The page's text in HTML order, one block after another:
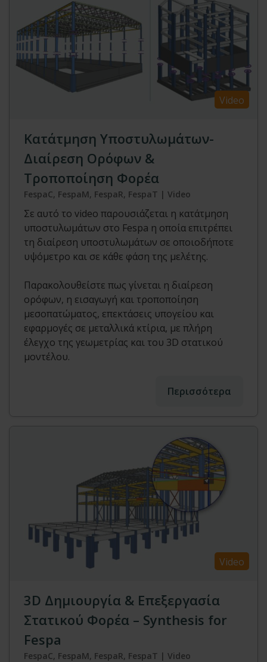
Video
Κατάτμηση Υποστυλωμάτων-
Διαίρεση Ορόφων &
Τροποποίηση Φορέα
FespaC, FespaM, FespaR, FespaT | Video
Σε αυτό το video παρουσιάζεται η κατάτμηση
υποστυλωμάτων στο Fespa η οποία επιτρέπει
τη διαίρεση υποστυλωμάτων σε οποιοδήποτε
υψόμετρο και σε κάθε φάση της μελέτης.
Παρακολουθείστε πως γίνεται η διαίρεση
ορόφων, η εισαγωγή και τροποποίηση
μεσοπατώματος, επεκτάσεις υπογείου και
εφαρμογές σε μεταλλικά κτίρια, με πλήρη
έλεγχο της γεωμετρίας και του 3D στατικού
μοντέλου.
Περισσότερα
Video
3D Δημιουργία & Επεξεργασία
Στατικού Φορέα – Synthesis for
Fespa
FespaC, FespaM, FespaR, FespaT | Video